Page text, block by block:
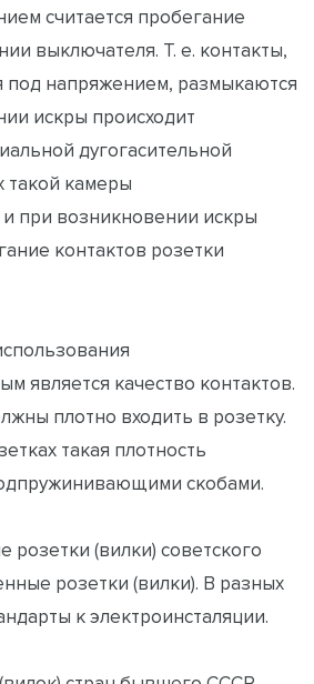
считается пробегание
выключателя. Т. е. контакты,
под напряжением, размыкаются
искры происходит
дугогасительной
такой камеры
при возникновении искры
контактов розетки
является качество контактов.
плотно входить в розетку.
такая плотность
скобами.
розетки (вилки) советского
розетки (вилки). В разных
к электроинсталяции.